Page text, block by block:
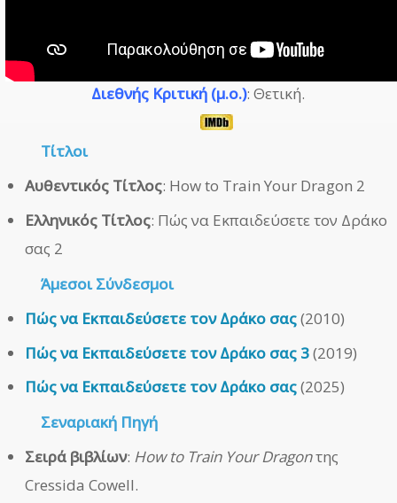
Διεθνής Κριτική (μ.ο.): Θετική.
Τίτλοι
Αυθεντικός Τίτλος: How to Train Your Dragon 2
Ελληνικός Τίτλος: Πώς να Εκπαιδεύσετε τον Δράκο
σας 2
ΆμεσοιΣύνδεσμοι
Πώς να Εκπαιδεύσετε τον Δράκο σας(2010)
Πώς να Εκπαιδεύσετε τον Δράκο σας 3(2019)
Πώς να Εκπαιδεύσετε τον Δράκο σας(2025)
Σεναριακή Πηγή
Σειρά βιβλίων: How to Train Your Dragonτης
Cressida Cowell.